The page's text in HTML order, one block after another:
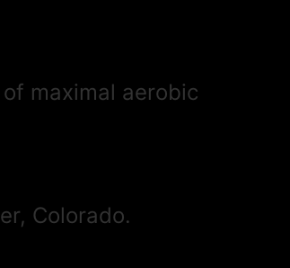
maximal aerobic
Colorado.